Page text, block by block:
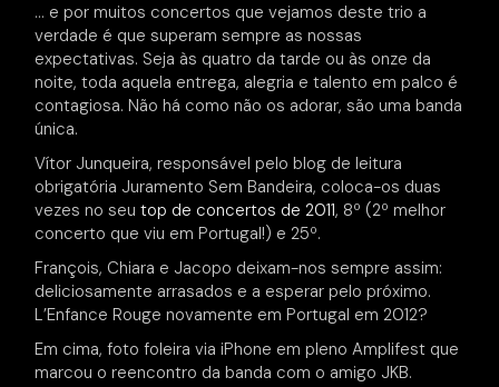
… e por muitos concertos que vejamos deste trio a
verdade é que superam sempre as nossas
expectativas. Seja às quatro da tarde ou às onze da
noite, toda aquela entrega, alegria e talento em palco é
contagiosa. Não há como não os adorar, são uma banda
única.
Vítor Junqueira, responsável pelo blog de leitura
obrigatória Juramento Sem Bandeira, coloca-os duas
vezes no seutop de concertos de 2011, 8º (2º melhor
concerto que viu em Portugal!) e 25º.
François, Chiara e Jacopo deixam-nos sempre assim:
deliciosamente arrasados e a esperar pelo próximo.
L’Enfance Rouge novamente em Portugal em 2012?
Em cima, foto foleira via iPhone em pleno Amplifest que
marcou o reencontro da banda com o amigo JKB.